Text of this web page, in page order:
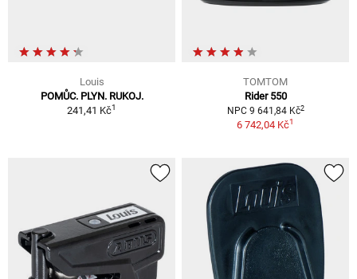
Louis
POMŮC. PLYN. RUKOJ.
241,41 Kč1
TOMTOM
Rider 550
NPC 9 641,84 Kč2
6 742,04 Kč1